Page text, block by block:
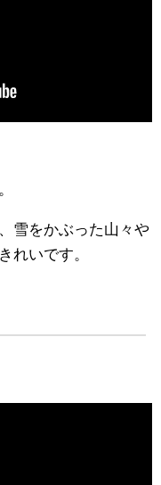
雪をかぶった山々や
れいです。